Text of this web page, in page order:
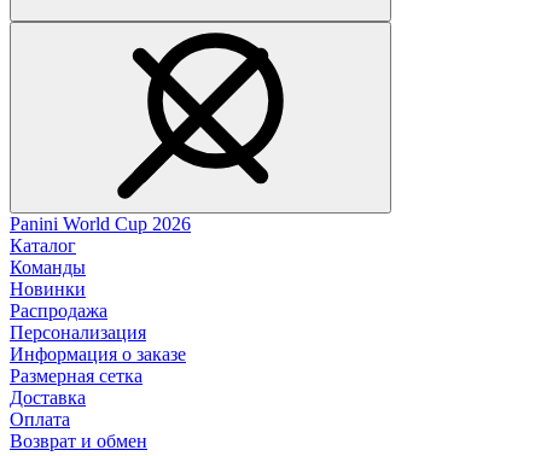
Panini World Cup 2026
Каталог
Команды
Новинки
Распродажа
Персонализация
Информация о заказе
Размерная сетка
Доставка
Оплата
Возврат и обмен